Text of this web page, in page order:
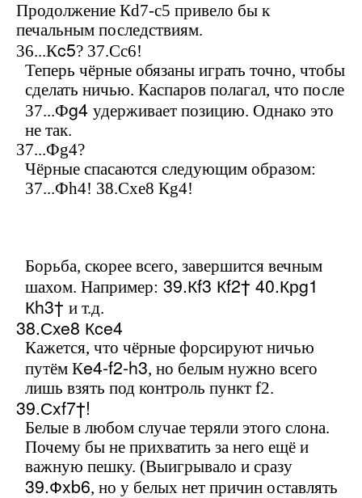
Продолжение Кd7-c5 привело бы к
печальным последствиям.
36...Кc5? 37.Сc6!
Теперь чёрные обязаны играть точно, чтобы
сделать ничью. Каспаров полагал, что после
37...Фg4удерживает позицию. Однако это
не так.
37...Фg4?
Чёрные спасаются следующим образом:
37...Фh4! 38.Сxe8 Кg4!
Борьба, скорее всего, завершится вечным
шахом. Например: 39.Кf3 Кf2† 40.Крg1
Кh3†и т.д.
38.Сxe8 Кce4
Кажется, что чёрные форсируют ничью
путём Кe4-f2-h3, но белым нужно всего
лишь взять под контроль пунктf2.
39.Сxf7†!
Белые в любом случае теряли этого слона.
Почему бы не прихватить за него ещё и
важную пешку. (Выигрывало и сразу
39.Фxb6, но у белых нет причин оставлять